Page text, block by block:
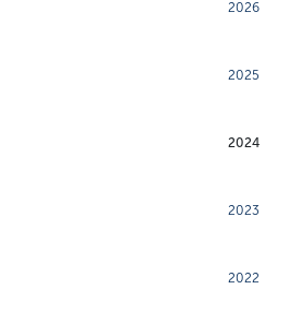
2026
2025
2024
2023
2022